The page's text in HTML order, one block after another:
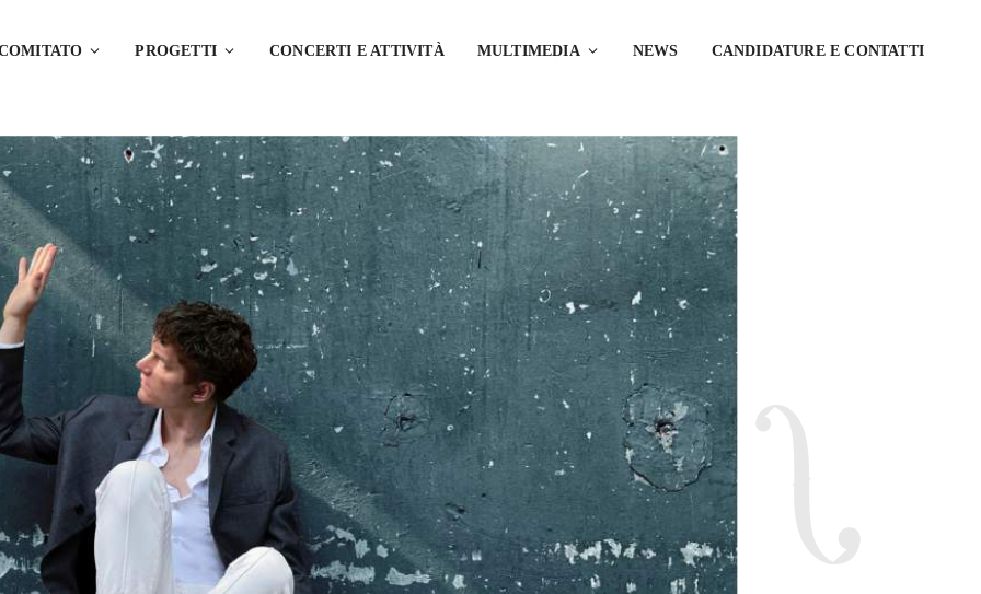
PROGETTI CONCERTI E ATTIVITÀ MULTIMEDIA NEWS CANDIDATURE E CONTATTI